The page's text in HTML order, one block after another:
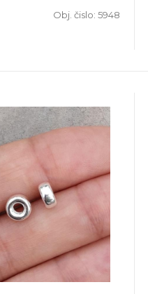
Obj. čislo: 5948